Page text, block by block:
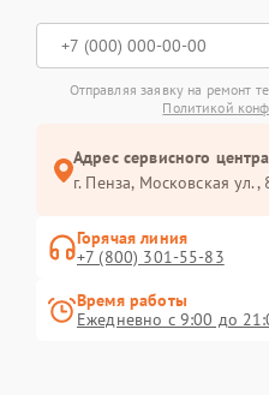
Отправляя заявку на ремонт
Политикой
Адрес сервисного
г. Пенза, Московская ул.,
Горячая линия
+7 (800) 301-55-83
Время работы
Ежедневно с 9:00 до